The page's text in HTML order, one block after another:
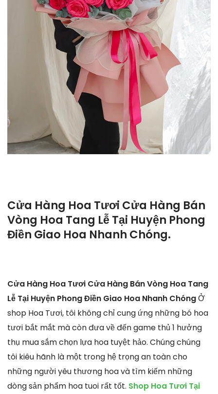
Cửa Hàng Hoa Tươi Cửa Hàng Bán
Vòng Hoa Tang Lễ Tại Huyện Phong
Điền Giao Hoa Nhanh Chóng.
Cửa Hàng Hoa Tươi Cửa Hàng Bán Vòng Hoa Tang
Lễ Tại Huyện Phong Điền Giao Hoa Nhanh ChóngỞ
shop Hoa Tươi, tôi không chỉ cung ứng những bó hoa
tươi bắt mắt mà còn đưa về đến game thủ 1 hưởng
thụ mua sắm chọn lựa hoa tuyệt hảo. Chúng chúng
tôi kiêu hãnh là một trong hệ trọng an toàn cho
những người yêu thương hoa và tìm kiếm những
dòng sản phẩm hoa tuoi rất tốt. Shop Hoa Tươi Tại